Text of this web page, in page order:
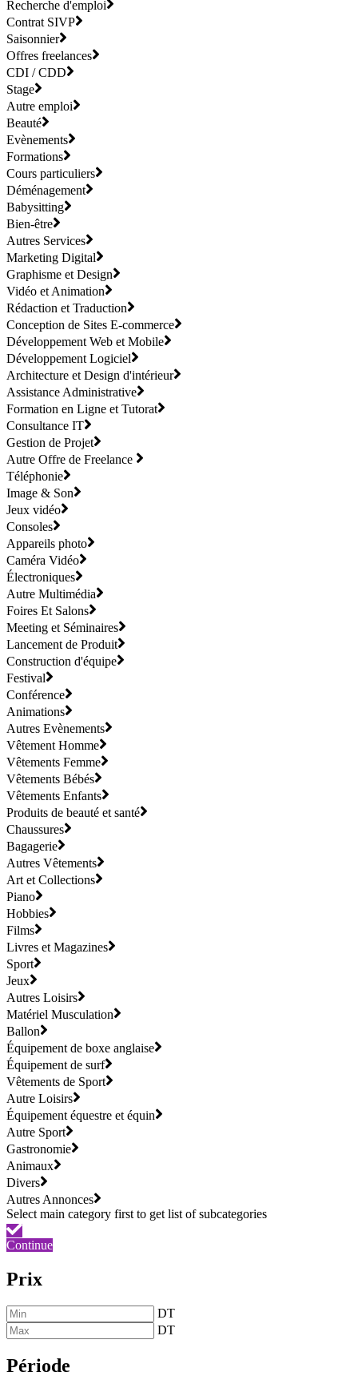
Recherche d'emploi
Contrat SIVP
Saisonnier
Offres freelances
CDI / CDD
Stage
Autre emploi
Beauté
Evènements
Formations
Cours particuliers
Déménagement
Babysitting
Bien-être
Autres Services
Marketing Digital
Graphisme et Design
Vidéo et Animation
Rédaction et Traduction
Conception de Sites E-commerce
Développement Web et Mobile
Développement Logiciel
Architecture et Design d'intérieur
Assistance Administrative
Formation en Ligne et Tutorat
Consultance IT
Gestion de Projet
Autre Offre de Freelance
Téléphonie
Image & Son
Jeux vidéo
Consoles
Appareils photo
Caméra Vidéo
Électroniques
Autre Multimédia
Foires Et Salons
Meeting et Séminaires
Lancement de Produit
Construction d'équipe
Festival
Conférence
Animations
Autres Evènements
Vêtement Homme
Vêtements Femme
Vêtements Bébés
Vêtements Enfants
Produits de beauté et santé
Chaussures
Bagagerie
Autres Vêtements
Art et Collections
Piano
Hobbies
Films
Livres et Magazines
Sport
Jeux
Autres Loisirs
Matériel Musculation
Ballon
Équipement de boxe anglaise
Équipement de surf
Vêtements de Sport
Autre Loisirs
Équipement équestre et équin
Autre Sport
Gastronomie
Animaux
Divers
Autres Annonces
Continue
Prix
DT
DT
Période